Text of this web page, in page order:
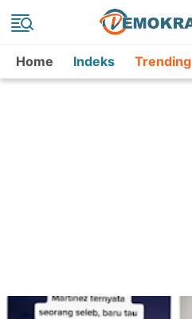
Home Indeks Trending